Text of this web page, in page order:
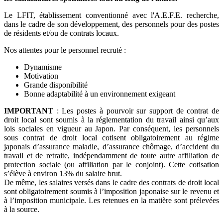
Le LFIT, établissement conventionné avec l'A.E.F.E. recherche,
dans le cadre de son développement, des personnels pour des postes
de résidents et/ou de contrats locaux.
Nos attentes pour le personnel recruté :
Dynamisme
Motivation
Grande disponibilité
Bonne adaptabilité à un environnement exigeant
IMPORTANT : Les postes à pourvoir sur support de contrat de
droit local sont soumis à la réglementation du travail ainsi qu’aux
lois sociales en vigueur au Japon. Par conséquent, les personnels
sous contrat de droit local cotisent obligatoirement au régime
japonais d’assurance maladie, d’assurance chômage, d’accident du
travail et de retraite, indépendamment de toute autre affiliation de
protection sociale (ou affiliation par le conjoint). Cette cotisation
s’élève à environ 13% du salaire brut.
De même, les salaires versés dans le cadre des contrats de droit local
sont obligatoirement soumis à l’imposition japonaise sur le revenu et
à l’imposition municipale. Les retenues en la matière sont prélevées
à la source.